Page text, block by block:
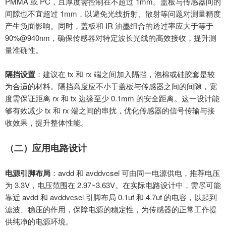
间隙也不宜超过 1mm ，以避免光线折射、散射等问题对测量精度
产生负面影响。同时，盖板和 IR 油墨组合的透过率应大于等于
90%@940nm ，确保传感器对特定波长光线的高效接收，提升测
量准确性。
隔挡设置 ：建议在 tx 和 rx 端之间加入隔挡，泡棉或硅胶套是较
为合适的材料。隔挡高度应不小于盖板与传感器之间的间隙，宽
度需保证距离 rx 和 tx 边缘至少0.1mm 的安全距离。这一设计能
够有效减少tx 和 rx 端之间的串扰，优化传感器的信号传输与接
收效果，提升整体性能。
（二）应用电路设计
电源引脚布局 ： avdd和 avddvcsel可由同一电源供电，推荐电压
为 3.3V ，电压范围在 2.97~3.63V。在实际电路设计中，需尽可能
靠近 avdd和 avddvcsel 引脚布局 0.1uf和 4.7uf 的电容，以起到
滤波、稳压的作用，保障电源的稳定性，为传感器的正常工作提
供纯净的电源环境。